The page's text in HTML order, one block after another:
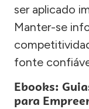
ser aplicado
Manter-se
fonte
Ebooks:
para